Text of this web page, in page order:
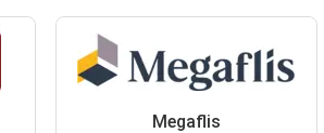
Megaflis